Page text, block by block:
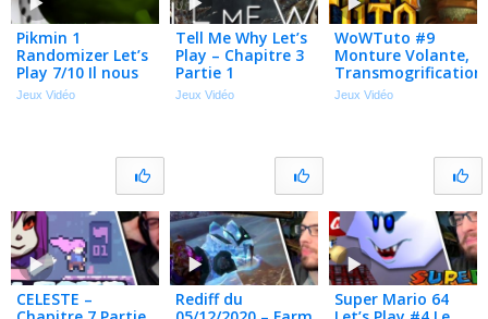
Pikmin 1
Randomizer Let’s
Play 7/10 Il nous
attendait
Jeux Vidéo
Tell Me Why Let’s
Play – Chapitre 3
Partie 1
(Gameplay FR)
Jeux Vidéo
WoWTuto #9
Monture Volante,
Transmogrification,
Banque du Vide
Jeux Vidéo
CELESTE –
Rediff du
Super Mario 64